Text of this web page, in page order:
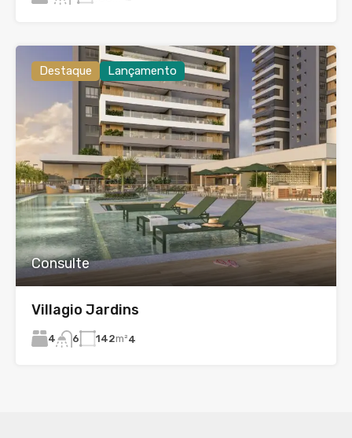
Destaque Lançamento
Consulte
Villagio Jardins
4 6 142m²4